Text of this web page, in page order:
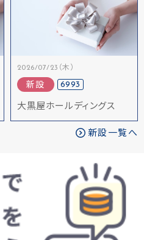
2026/07/23（木）
新設 6993
大黒屋ホールディングス
新設一覧へ